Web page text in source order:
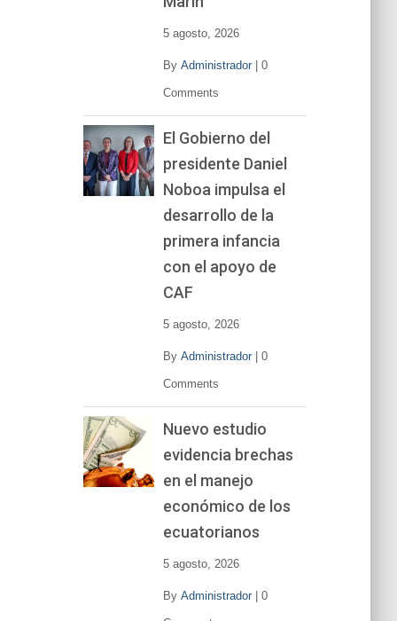
5 agosto, 2026
By Administrador| 0
Comments
El Gobierno del
presidente Daniel
Noboa impulsa el
desarrollo de la
primera infancia
con el apoyo de
CAF
5 agosto, 2026
By Administrador| 0
Comments
Nuevo estudio
evidencia brechas
en el manejo
económico de los
ecuatorianos
5 agosto, 2026
By Administrador| 0